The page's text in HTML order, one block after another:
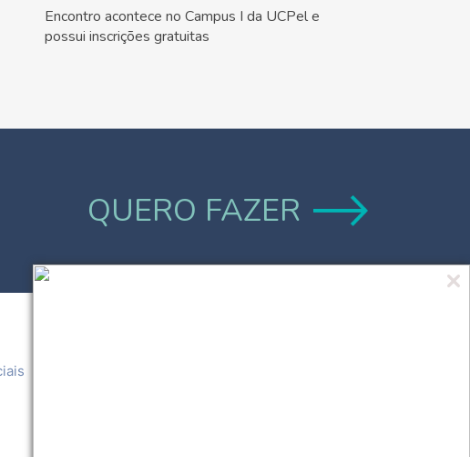
Encontro acontece no Campus I da UCPel e
possui inscrições gratuitas
QUERO FAZER